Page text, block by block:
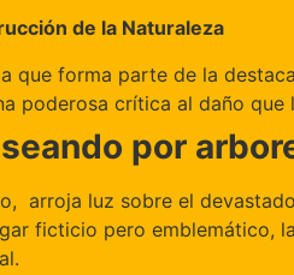
de la Naturaleza
que forma parte de la
poderosa crítica al daño
por
arroja luz sobre el
ficticio pero emblemático,